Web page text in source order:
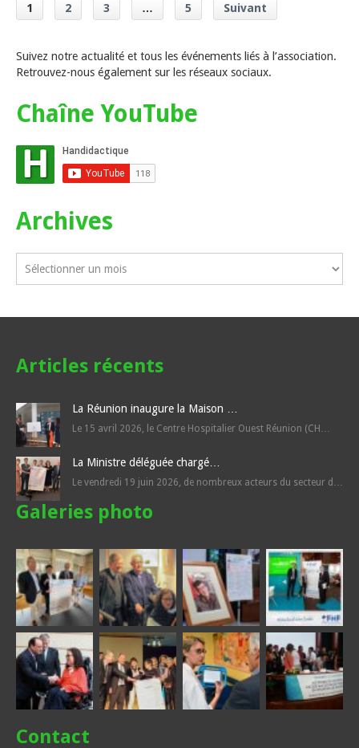
1 2 3 … 5 Suivant
Suivez notre actualité et tous les événements liés à l’association.
Retrouvez-nous également sur les réseaux sociaux.
Chaîne YouTube
Archives
Articles récents
La Réunion inaugure la Maison …
Le 15 avril 2026, le Centre Hospitalier Ouest Réunion (CH…
La Ministre déléguée chargé…
Le vendredi 19 juin 2026, de nombreux acteurs du secteur d…
Galeries photo
Contact